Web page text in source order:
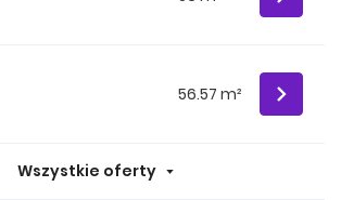
56.57 m²
Wszystkie oferty